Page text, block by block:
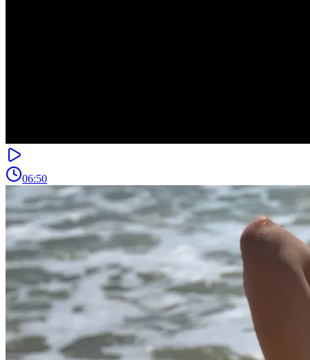
06:50